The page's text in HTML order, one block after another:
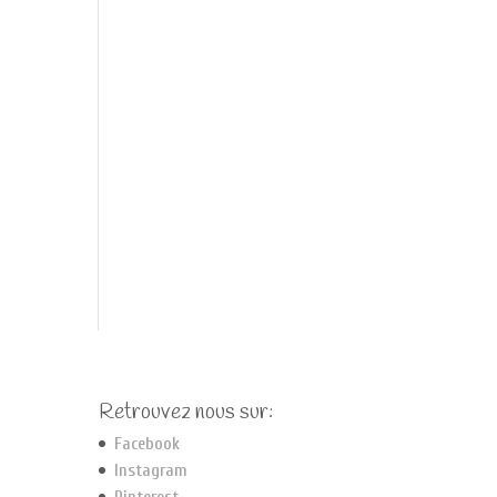
Retrouvez nous sur:
Facebook
Instagram